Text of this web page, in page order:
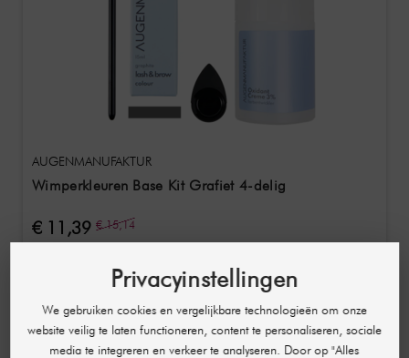
AUGENMANUFAKTUR
Wimperkleuren Base Kit Grafiet 4-delig
€ 11,39 € 15,14
Privacyinstellingen
We gebruiken cookies en vergelijkbare technologieën om onze
website veilig te laten functioneren, content te personaliseren, sociale
media te integreren en verkeer te analyseren. Door op "Alles